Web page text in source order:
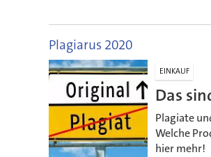
Plagiarus 2020
EINKAUF
Das
Plagiate
Welche
hier mehr!